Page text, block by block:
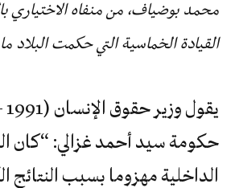
‬القيادة‭ ‬الخماسية‭ ‬التي‭ ‬حكمت‭ ‬البلاد‭ ‬ما‭ ‬بين‭ ‬1992‭ ‬و1994.‬
حكومة سيد أحمد غزالي: “كان
الداخلية مهزوما بسبب النتائج